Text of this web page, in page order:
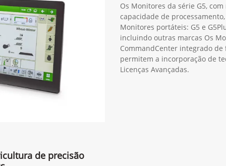
Os Monitores da série G5,
capacidade de
Monitores portáteis: G5 e
incluindo outras marcas Os
CommandCenter integrado de
permitem a incorporação de
Licenças Avançadas.
de precisão